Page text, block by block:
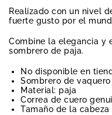
Realizado con un nivel
fuerte gusto por el
Combine la elegancia y
sombrero de paja.
No disponible en
Sombrero de
Material: paja
Correa de cuero
Tamaño de la cabeza